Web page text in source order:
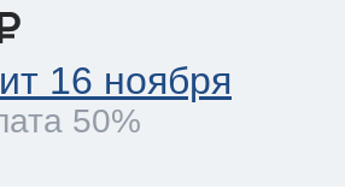
16 ноября
50%